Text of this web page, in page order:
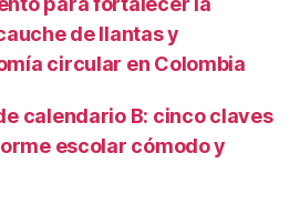
de llantas y
circular en Colombia
calendario B: cinco claves
escolar cómodo y